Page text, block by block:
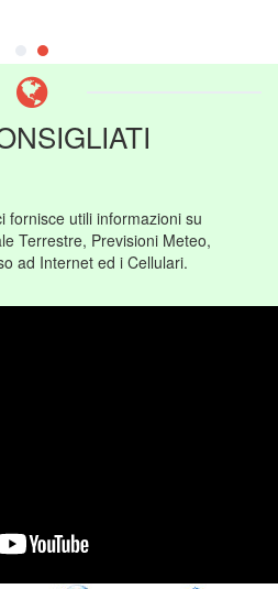
fornisce utili informazioni su
Terrestre, Previsioni Meteo,
ad Internet ed i Cellulari.